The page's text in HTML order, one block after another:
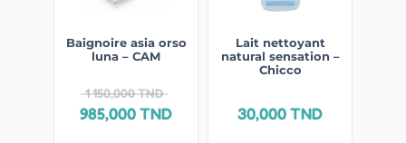
Baignoire asia orso
luna – CAM
1 150,000TND
985,000TND
Lait nettoyant
natural sensation –
Chicco
30,000TND